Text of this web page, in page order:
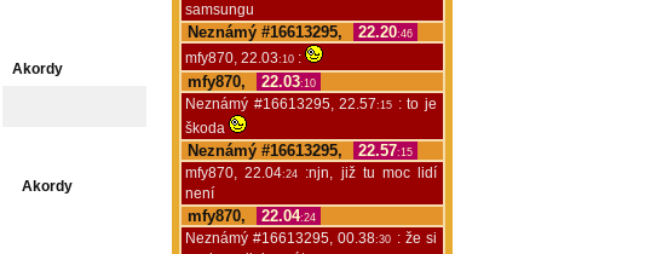
Akordy
Akordy
samsungu
Neznámý #16613295, 22.20:46
mfy870, 22.03:10 :
mfy870, 22.03:10
Neznámý #16613295, 22.57:15 : to je
škoda
Neznámý #16613295, 22.57:15
mfy870, 22.04:24
:njn, již tu moc lidí
není
mfy870, 22.04:24
Neznámý #16613295, 00.38:30 : že si